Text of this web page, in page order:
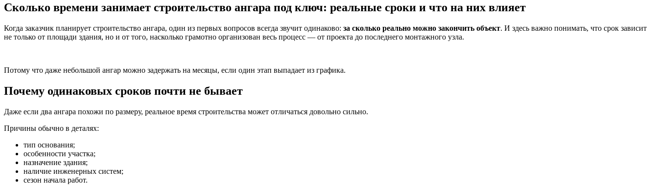
Сколько времени занимает строительство ангара под ключ: реальные сроки и что на них влияет
Когда заказчик планирует строительство ангара, один из первых вопросов всегда звучит одинаково: за сколько реально можно закончить объект. И здесь важно понимать, что срок зависит
не только от площади здания, но и от того, насколько грамотно организован весь процесс — от проекта до последнего монтажного узла.
Потому что даже небольшой ангар можно задержать на месяцы, если один этап выпадает из графика.
Почему одинаковых сроков почти не бывает
Даже если два ангара похожи по размеру, реальное время строительства может отличаться довольно сильно.
Причины обычно в деталях:
тип основания;
особенности участка;
назначение здания;
наличие инженерных систем;
сезон начала работ.